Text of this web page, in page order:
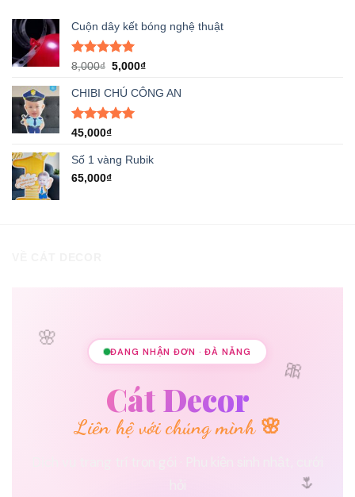
Cuộn dây kết bóng nghệ thuật
Được xếp
5 sao
8,000₫ Giá
là:
8,000₫.
5,000₫Giá
tại
CHIBI CHÚ CÔNG AN
Được xếp
5 sao
45,000₫
Số 1 vàng Rubik
65,000₫
🌸
🎀
🌷
ĐANG NHẬN ĐƠN · ĐÀ NẴNG
Cát Decor
Liên hệ với chúng mình 🌸